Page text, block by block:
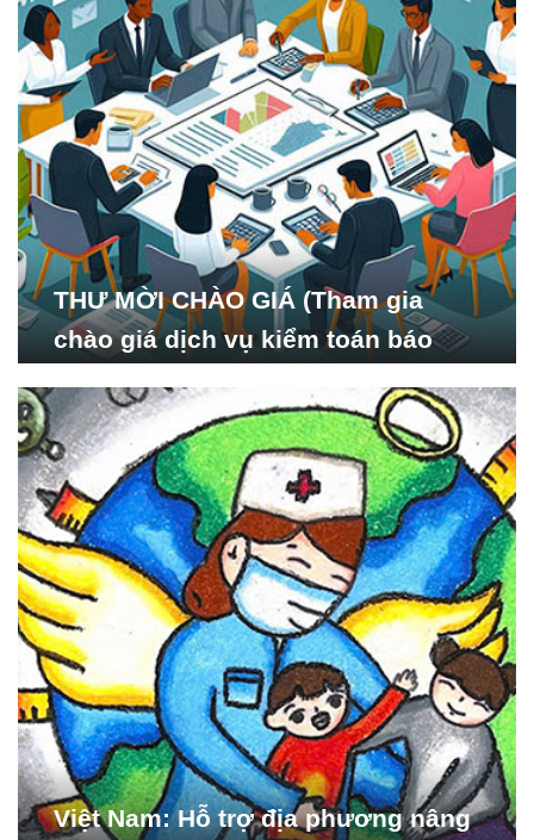
THƯ MỜI CHÀO GIÁ (Tham gia
chào giá dịch vụ kiểm toán báo
Nghiên cứu Phát triển Xã
hội_ISDS)
Việt Nam: Hỗ trợ địa phương nâng